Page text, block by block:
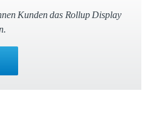
Kunden das Rollup Display